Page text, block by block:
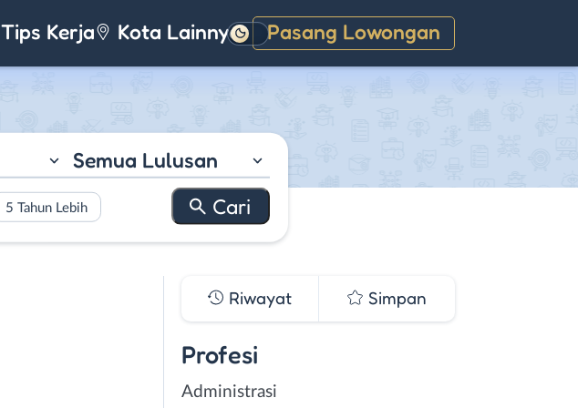
Tips Kerja Kota Lainnya Pasang Lowongan
Gelap
Semua Lulusan
5 Tahun Lebih
Riwayat Simpan
Profesi
Administrasi